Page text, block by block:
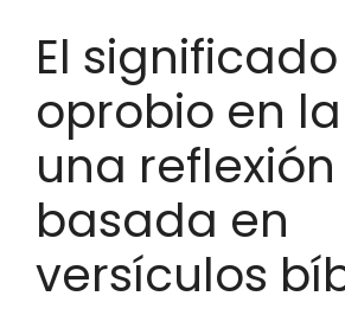
El
oprobio en
una reflexión
basada en
versículos